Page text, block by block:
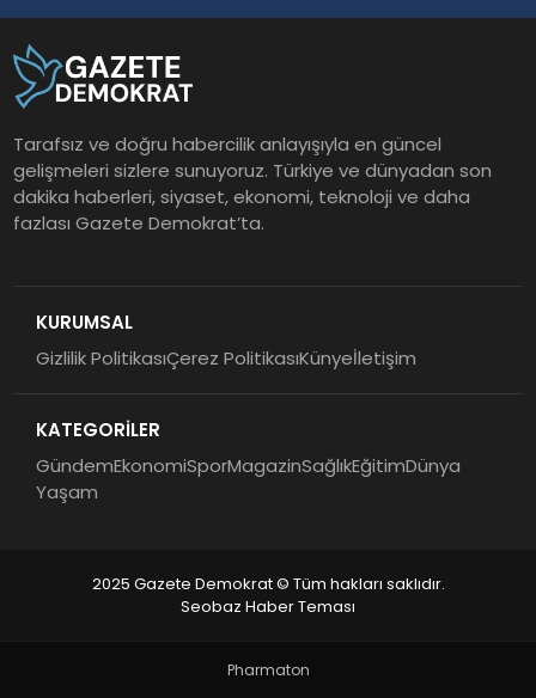
Tarafsız ve doğru habercilik anlayışıyla en güncel
gelişmeleri sizlere sunuyoruz. Türkiye ve dünyadan son
dakika haberleri, siyaset, ekonomi, teknoloji ve daha
fazlası Gazete Demokrat’ta.
KURUMSAL
Gizlilik PolitikasıÇerez PolitikasıKünyeİletişim
KATEGORİLER
GündemEkonomiSporMagazinSağlıkEğitimDünya
Yaşam
2025 Gazete Demokrat © Tüm hakları saklıdır.
Seobaz Haber Teması
Pharmaton